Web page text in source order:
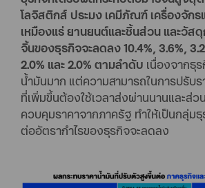
โลจิสติกส์ ประมง เคมีภัณฑ์ เครื่องจัก
เหมืองแร่ ยานยนต์และชิ้นส่วน และวัส
จิ้นของธุรกิจจะลดลง 10.4%, 3.6%,
2.0% และ 2.0% ตามลำดับ เนื่องจากธุ
น้ำมันมาก แต่ความสามารถในการปรับ
ที่เพิ่มขึ้นต้องใช้เวลาส่งผ่านนานและส่
ควบคุมราคาจากภาครัฐ ทำให้เป็นกลุ่ม
ต่ออัตรากำไรของธุรกิจจะลดลง